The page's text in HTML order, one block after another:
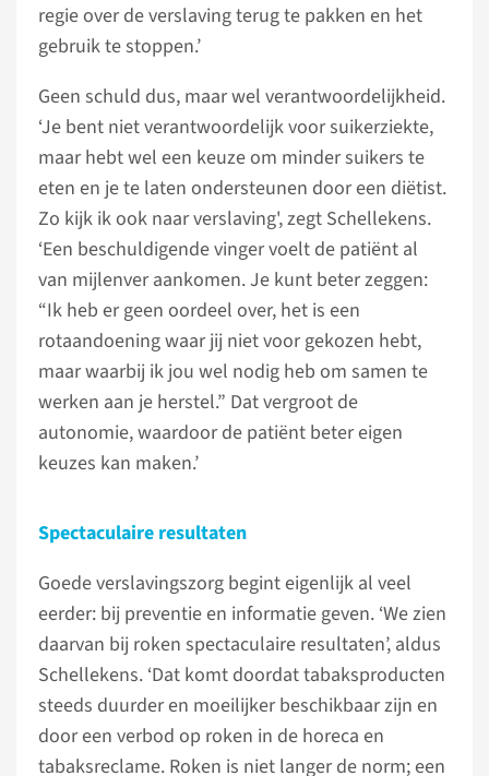
regie over de verslaving terug te pakken en het
gebruik te stoppen.’
Geen schuld dus, maar wel verantwoordelijkheid.
‘Je bent niet verantwoordelijk voor suikerziekte,
maar hebt wel een keuze om minder suikers te
eten en je te laten ondersteunen door een diëtist.
Zo kijk ik ook naar verslaving', zegt Schellekens.
‘Een beschuldigende vinger voelt de patiënt al
van mijlenver aankomen. Je kunt beter zeggen:
“Ik heb er geen oordeel over, het is een
rotaandoening waar jij niet voor gekozen hebt,
maar waarbij ik jou wel nodig heb om samen te
werken aan je herstel.” Dat vergroot de
autonomie, waardoor de patiënt beter eigen
keuzes kan maken.’
Spectaculaire resultaten
Goede verslavingszorg begint eigenlijk al veel
eerder: bij preventie en informatie geven. ‘We zien
daarvan bij roken spectaculaire resultaten’, aldus
Schellekens. ‘Dat komt doordat tabaksproducten
steeds duurder en moeilijker beschikbaar zijn en
door een verbod op roken in de horeca en
tabaksreclame. Roken is niet langer de norm; een